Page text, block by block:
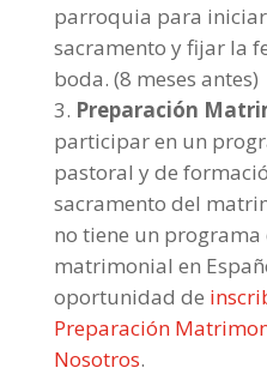
parroquia para
sacramento y fijar la
boda. (8 meses antes)
Preparación
participar en un
pastoral y de
sacramento del
no tiene un
matrimonial en
oportunidad de
Preparación
Nosotros.